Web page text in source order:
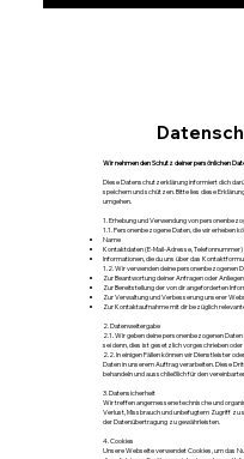
Wir nehmen den Schutz deiner persönlichen
Diese Datenschutzerklärung informiert dich
speichern und schützen. Bitte lies diese
umgehen.
1. Erhebung und Verwendung von
1.1. Personenbezogene Daten, die wir erheben
Name
Kontaktdaten (E-Mail-Adresse, Telefonnummer)
Informationen, die du uns über das
1.2. Wir verwenden deine personenbezogenen
Zur Beantwortung deiner Anfragen oder Anliegen
Zur Bereitstellung der von dir angeforderten
Zur Verwaltung und Verbesserung unserer
Zur Kontaktaufnahme mit dir bezüglich
2. Datenweitergabe
2.1. Wir geben deine personenbezogenen
sei denn, dies ist gesetzlich vorgeschrieben
2.2. In einigen Fällen können wir Dienstleister
Daten in unserem Auftrag verarbeiten. Diese
behandeln und ausschließlich für den
3. Datensicherheit
Wir treffen angemessene technische und
Verlust, Missbrauch und unbefugtem Zugriff zu
der Datenübertragung zu gewährleisten.
4. Cookies
Unsere Webseite verwendet Cookies, um das